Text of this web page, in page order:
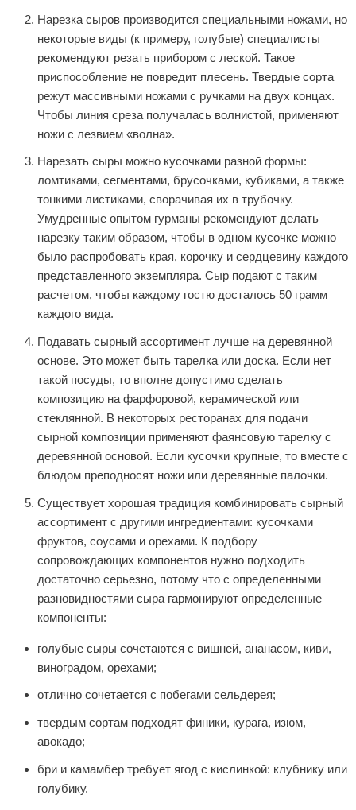
Нарезка сыров производится специальными ножами, но
некоторые виды (к примеру, голубые) специалисты
рекомендуют резать прибором с леской. Такое
приспособление не повредит плесень. Твердые сорта
режут массивными ножами с ручками на двух концах.
Чтобы линия среза получалась волнистой, применяют
ножи с лезвием «волна».
Нарезать сыры можно кусочками разной формы:
ломтиками, сегментами, брусочками, кубиками, а также
тонкими листиками, сворачивая их в трубочку.
Умудренные опытом гурманы рекомендуют делать
нарезку таким образом, чтобы в одном кусочке можно
было распробовать края, корочку и сердцевину каждого
представленного экземпляра. Сыр подают с таким
расчетом, чтобы каждому гостю досталось 50 грамм
каждого вида.
Подавать сырный ассортимент лучше на деревянной
основе. Это может быть тарелка или доска. Если нет
такой посуды, то вполне допустимо сделать
композицию на фарфоровой, керамической или
стеклянной. В некоторых ресторанах для подачи
сырной композиции применяют фаянсовую тарелку с
деревянной основой. Если кусочки крупные, то вместе с
блюдом преподносят ножи или деревянные палочки.
Существует хорошая традиция комбинировать сырный
ассортимент с другими ингредиентами: кусочками
фруктов, соусами и орехами. К подбору
сопровождающих компонентов нужно подходить
достаточно серьезно, потому что с определенными
разновидностями сыра гармонируют определенные
компоненты:
голубые сыры сочетаются с вишней, ананасом, киви,
виноградом, орехами;
отлично сочетается с побегами сельдерея;
твердым сортам подходят финики, курага, изюм,
авокадо;
бри и камамбер требует ягод с кислинкой: клубнику или
голубику.